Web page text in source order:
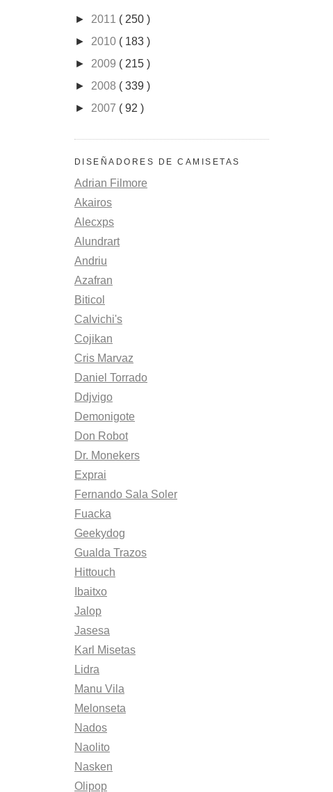
► 2011 ( 250 )
► 2010 ( 183 )
► 2009 ( 215 )
► 2008 ( 339 )
► 2007 ( 92 )
DISEÑADORES DE CAMISETAS
Adrian Filmore
Akairos
Alecxps
Alundrart
Andriu
Azafran
Biticol
Calvichi's
Cojikan
Cris Marvaz
Daniel Torrado
Ddjvigo
Demonigote
Don Robot
Dr. Monekers
Exprai
Fernando Sala Soler
Fuacka
Geekydog
Gualda Trazos
Hittouch
Ibaitxo
Jalop
Jasesa
Karl Misetas
Lidra
Manu Vila
Melonseta
Nados
Naolito
Nasken
Olipop